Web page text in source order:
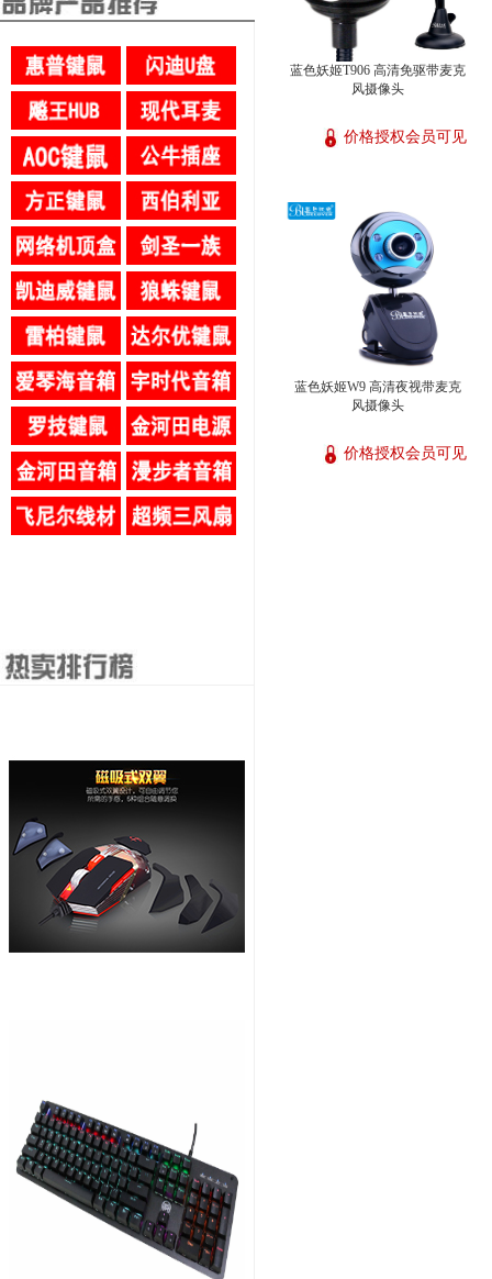
蓝色妖姬T906 高清免驱带麦克
风摄像头
价格授权会员可见
蓝色妖姬W9 高清夜视带麦克
风摄像头
价格授权会员可见